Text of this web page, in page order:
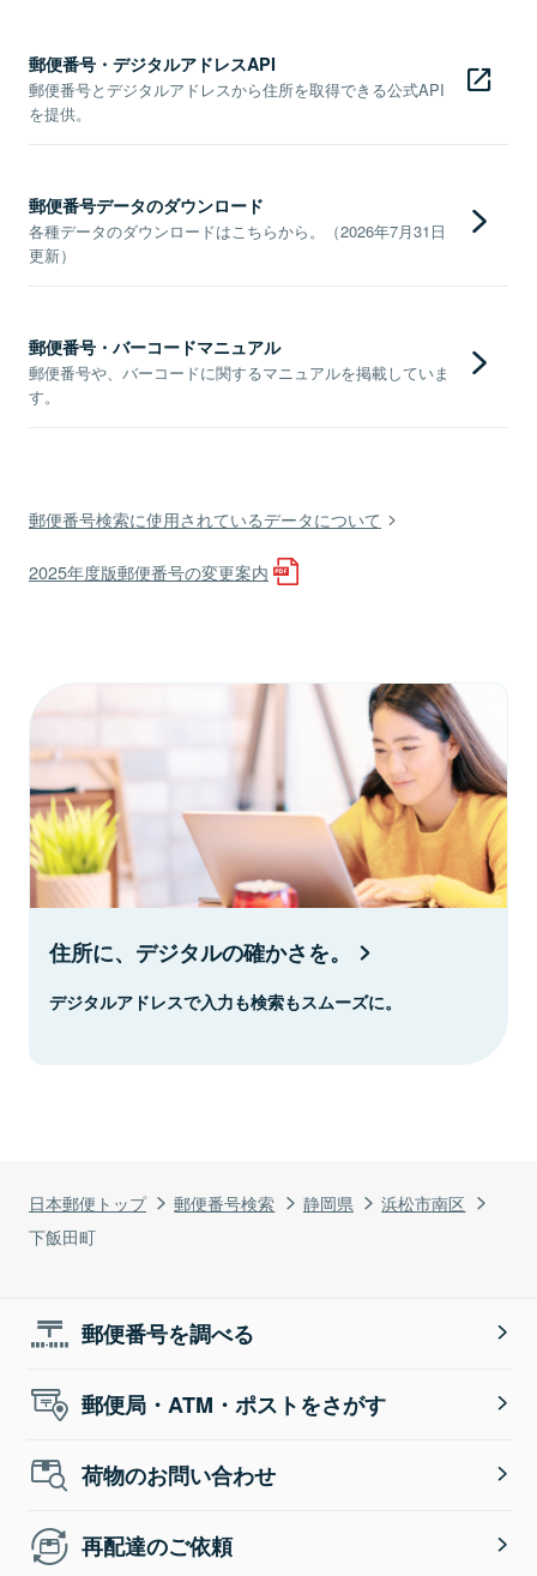
日本郵便トップ 郵便番号検索 静岡県
浜松市南区
下飯田町
郵便番号・デジタルアドレスAPI
郵便番号とデジタルアドレスから住所を取得できる公式API
を提供。
郵便番号データのダウンロード
各種データのダウンロードはこちらから。（2026年7月31日
更新）
郵便番号・バーコードマニュアル
郵便番号や、バーコードに関するマニュアルを掲載していま
す。
郵便番号検索に使用されているデータについて
2025年度版郵便番号の変更案内
住所に、デジタルの確かさを。
デジタルアドレスで入力も検索もスムーズに。
郵便番号を調べる
郵便局・ATM・ポストをさがす
荷物のお問い合わせ
再配達のご依頼